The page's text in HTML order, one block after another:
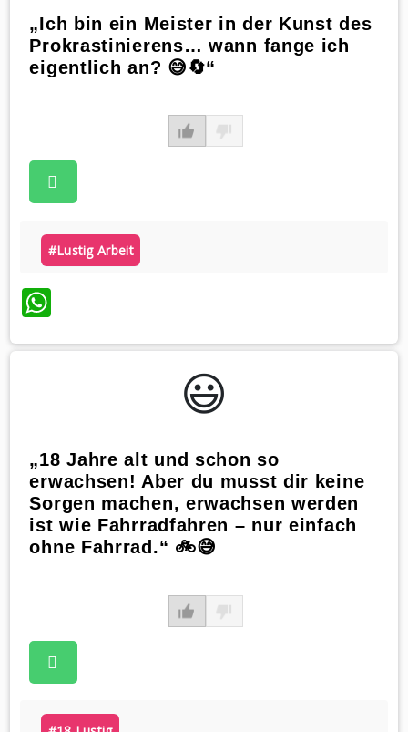
„Ich bin ein Meister in der Kunst des
Prokrastinierens… wann fange ich
eigentlich an? 😅🔄“
#lustig Arbeit
WhatsApp
😃️
„18 Jahre alt und schon so
erwachsen! Aber du musst dir keine
Sorgen machen, erwachsen werden
ist wie Fahrradfahren – nur einfach
ohne Fahrrad.“ 🚲😅